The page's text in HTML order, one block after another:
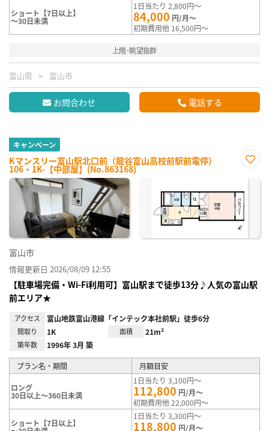
ショート【7日以上】
～30日未満
1日当たり 2,800円～
84,000 円/月～
初期費用他 16,500円～
上階･眺望抜群
富山県 富山市
お問合わせ 電話する
キャンペーン
Kマンスリー富山駅北口前（龍谷富山高校前駅前電停）
106・1K-【中部屋】(No.863168)
に入
り登
富山市
情報更新日 2026/08/09 12:55
【駐車場完備・Wi-Fi利用可】富山駅まで徒歩13分♪人気の富山駅
前エリア★
アクセス 富山地鉄富山港線「インテック本社前駅」徒歩6分
間取り 1K 面積 21m²
築年数 1996年 3月 築
プラン名・期間 月額目安
ロング
30日以上～360日未満
1日当たり 3,100円～
112,800 円/月～
初期費用他 22,000円～
ショート【7日以上】
1日当たり 3,300円～
118,800 円/月～